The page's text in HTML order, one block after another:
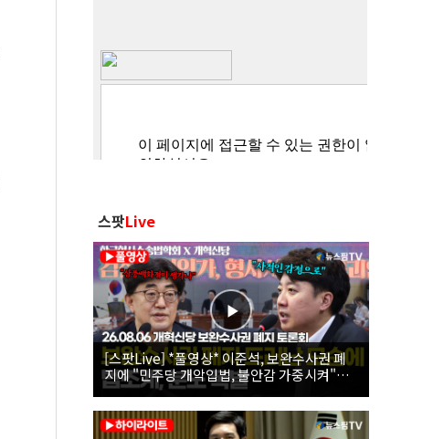
스팟Live
[스팟Live] *풀영상* 이준석, 보완수사권 폐
지에 "민주당 개악입법, 불안감 가중시켜"｜
26.08.06 개혁신당 보완수사권 폐지 토론회